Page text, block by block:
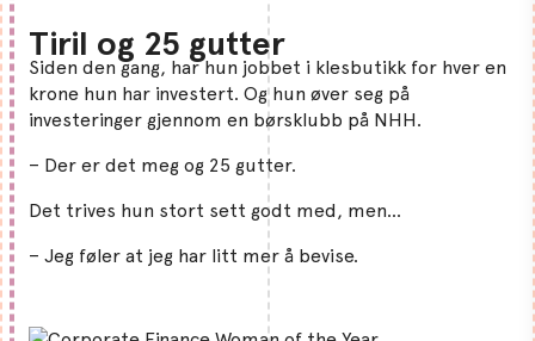
Tiril og 25 gutter
Siden den gang, har hun jobbet i klesbutikk for hver en
krone hun har investert. Og hun øver seg på
investeringer gjennom en børsklubb på NHH.
– Der er det meg og 25 gutter.
Det trives hun stort sett godt med, men…
– Jeg føler at jeg har litt mer å bevise.